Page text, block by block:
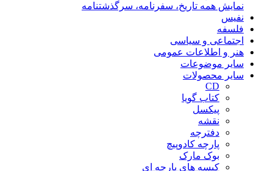
نمایش همه تاریخ، سفرنامه، سرگذشتنامه
نفیس
فلسفه
اجتماعی و سیاسی
هنر و اطلاعات عمومی
سایر موضوعات
سایر محصولات
CD
کتاب گویا
پیکسل
نقشه
دفترچه
پارچه کادوپیچ
بوک مارک
کیسه های پارچه ای